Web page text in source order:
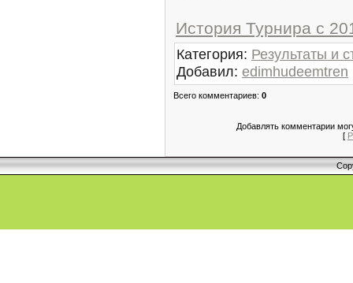
История Турнира с
Категория: Результаты и
Добавил: edimhudeemtren
Всего комментариев: 0
Добавлять комментарии
[